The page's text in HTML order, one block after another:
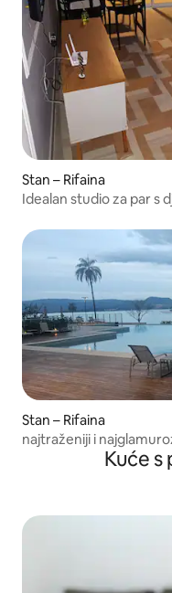
Stan – Rifaina
Idealan studio za par s
Stan – Rifaina
najtraženiji i
Kuće s